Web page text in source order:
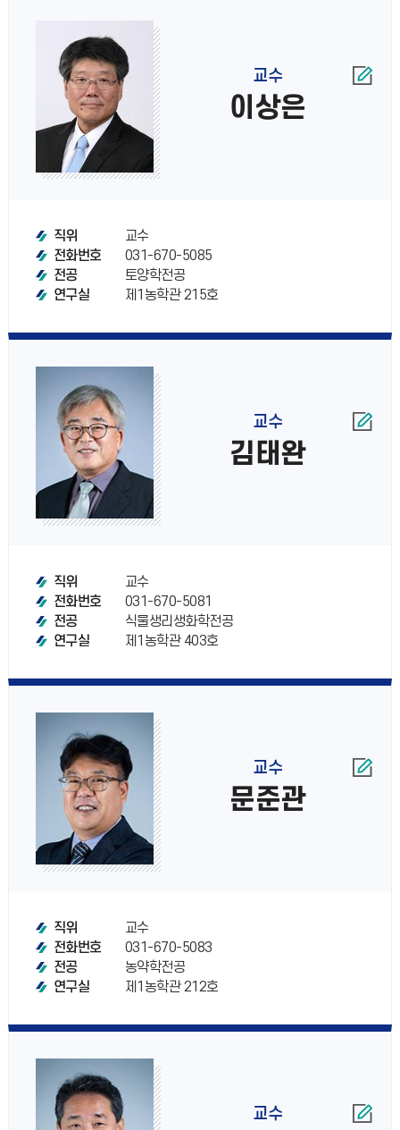
교수
이상은
직위
교수
전화번호
031-670-5085
전공
토양학전공
연구실
제1농학관 215호
교수
김태완
직위
교수
전화번호
031-670-5081
전공
식물생리생화학전공
연구실
제1농학관 403호
교수
문준관
직위
교수
전화번호
031-670-5083
전공
농약학전공
연구실
제1농학관 212호
교수